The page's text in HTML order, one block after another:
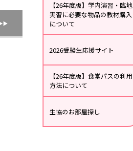
【26年度版】学内演習・臨地
実習に必要な物品の教材購入
について
2026受験生応援サイト
【26年度版】食堂パスの利用
方法について
生協のお部屋探し